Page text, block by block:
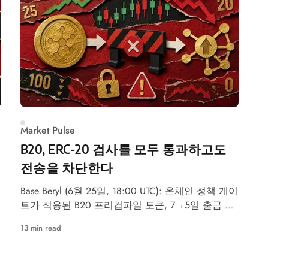
Market Pulse
B20, ERC-20 검사를 모두 통과하고도
전송을 차단한다
Base Beryl (6월 25일, 18:00 UTC): 온체인 정책 게이
트가 적용된 B20 프리컴파일 토큰, 7→5일 출금 기
13 min read